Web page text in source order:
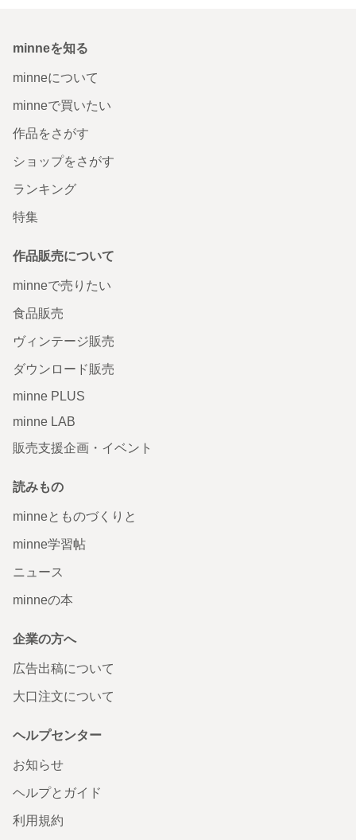
minneを知る
minneについて
minneで買いたい
作品をさがす
ショップをさがす
ランキング
特集
作品販売について
minneで売りたい
食品販売
ヴィンテージ販売
ダウンロード販売
minne PLUS
minne LAB
販売支援企画・イベント
読みもの
minneとものづくりと
minne学習帖
ニュース
minneの本
企業の方へ
広告出稿について
大口注文について
ヘルプセンター
お知らせ
ヘルプとガイド
利用規約